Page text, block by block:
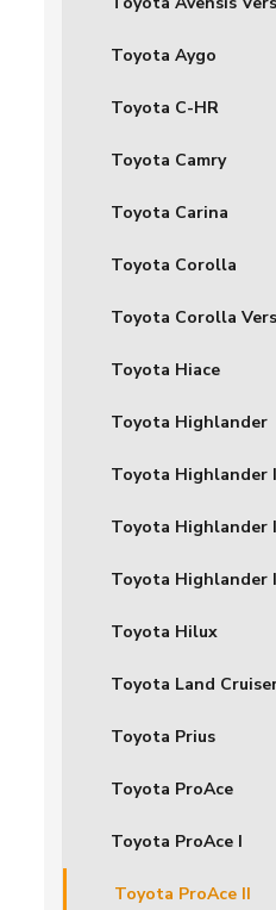
Toyota Aygo
Toyota C-HR
Toyota Camry
Toyota Carina
Toyota Corolla
Toyota Corolla
Toyota Hiace
Toyota Highlander
Toyota Highlander
Toyota Highlander
Toyota Highlander
Toyota Hilux
Toyota Land
Toyota Prius
Toyota ProAce
Toyota ProAce I
Toyota ProAce II